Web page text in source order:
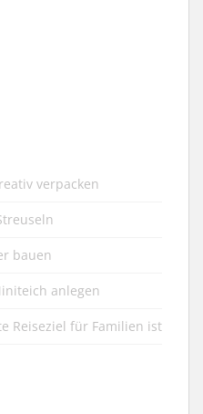
verpacken
bauen
anlegen
Reiseziel für Familien ist